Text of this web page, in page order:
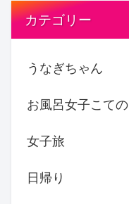
カテゴリー
うなぎちゃん
お風呂女子こての
女子旅
日帰り